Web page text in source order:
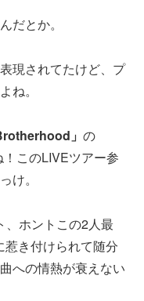
だとか。
現されてたけど、プ
ね。
」 の
このLIVEツアー参
け。
、ホントこの2人最
惹き付けられて随分
への情熱が衰えない